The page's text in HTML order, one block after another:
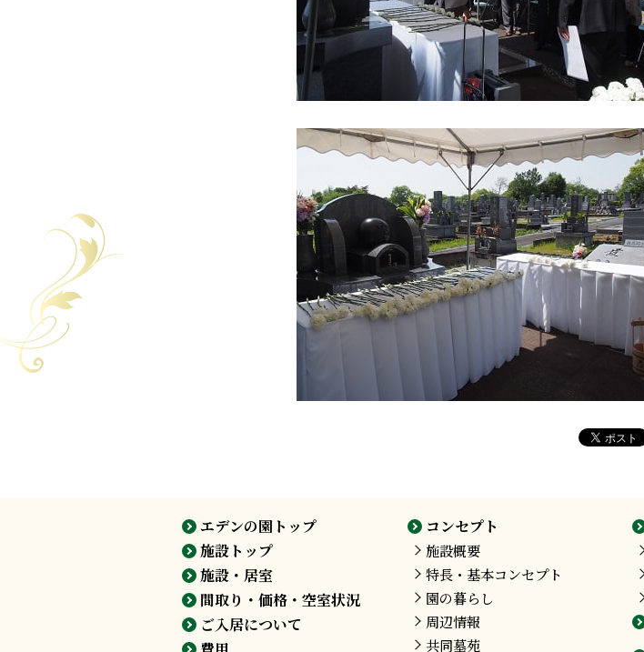
エデンの園トップ
施設トップ
施設・居室
間取り・価格・空室状況
ご入居について
コンセプト
施設概要
特長・基本コンセプト
園の暮らし
周辺情報
共同墓苑